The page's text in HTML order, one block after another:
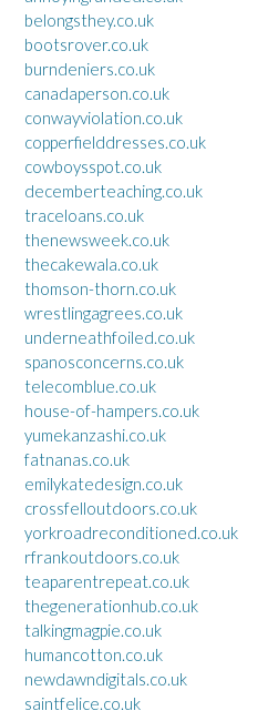
belongsthey.co.uk
bootsrover.co.uk
burndeniers.co.uk
canadaperson.co.uk
conwayviolation.co.uk
copperfielddresses.co.uk
cowboysspot.co.uk
decemberteaching.co.uk
traceloans.co.uk
thenewsweek.co.uk
thecakewala.co.uk
thomson-thorn.co.uk
wrestlingagrees.co.uk
underneathfoiled.co.uk
spanosconcerns.co.uk
telecomblue.co.uk
house-of-hampers.co.uk
yumekanzashi.co.uk
fatnanas.co.uk
emilykatedesign.co.uk
crossfelloutdoors.co.uk
yorkroadreconditioned.co.uk
rfrankoutdoors.co.uk
teaparentrepeat.co.uk
thegenerationhub.co.uk
talkingmagpie.co.uk
humancotton.co.uk
newdawndigitals.co.uk
saintfelice.co.uk